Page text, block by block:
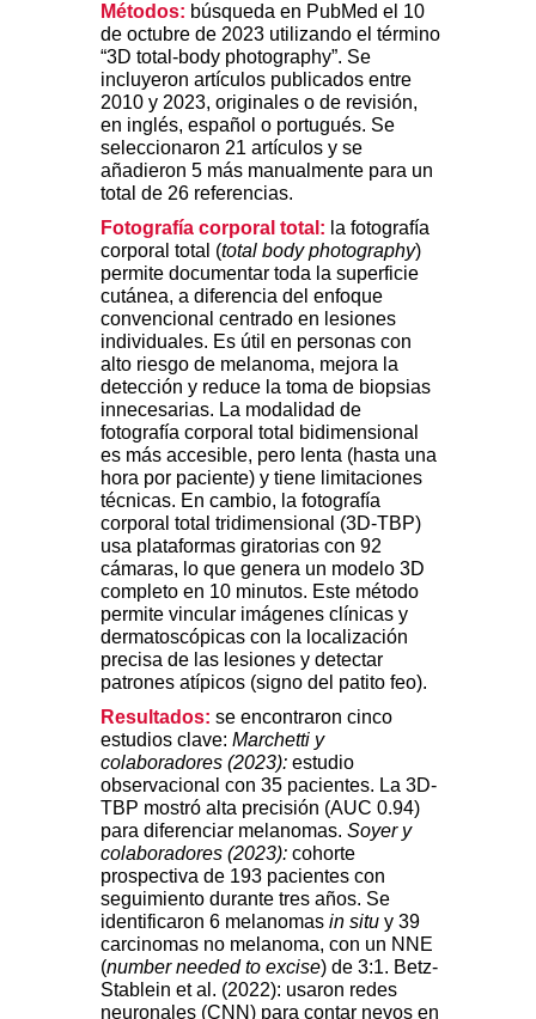
Métodos: búsqueda en PubMed el 10
de octubre de 2023 utilizando el término
“3D total-body photography”. Se
incluyeron artículos publicados entre
2010 y 2023, originales o de revisión,
en inglés, español o portugués. Se
seleccionaron 21 artículos y se
añadieron 5 más manualmente para un
total de 26 referencias.
Fotografía corporal total: la fotografía
corporal total (total body photography)
permite documentar toda la superficie
cutánea, a diferencia del enfoque
convencional centrado en lesiones
individuales. Es útil en personas con
alto riesgo de melanoma, mejora la
detección y reduce la toma de biopsias
innecesarias. La modalidad de
fotografía corporal total bidimensional
es más accesible, pero lenta (hasta una
hora por paciente) y tiene limitaciones
técnicas. En cambio, la fotografía
corporal total tridimensional (3D-TBP)
usa plataformas giratorias con 92
cámaras, lo que genera un modelo 3D
completo en 10 minutos. Este método
permite vincular imágenes clínicas y
dermatoscópicas con la localización
precisa de las lesiones y detectar
patrones atípicos (signo del patito feo).
Resultados: se encontraron cinco
estudios clave: Marchetti y
colaboradores (2023): estudio
observacional con 35 pacientes. La 3D-
TBP mostró alta precisión (AUC 0.94)
para diferenciar melanomas. Soyer y
colaboradores (2023): cohorte
prospectiva de 193 pacientes con
seguimiento durante tres años. Se
identificaron 6 melanomas in situ y 39
carcinomas no melanoma, con un NNE
(number needed to excise) de 3:1. Betz-
Stablein et al. (2022): usaron redes
neuronales (CNN) para contar nevos en